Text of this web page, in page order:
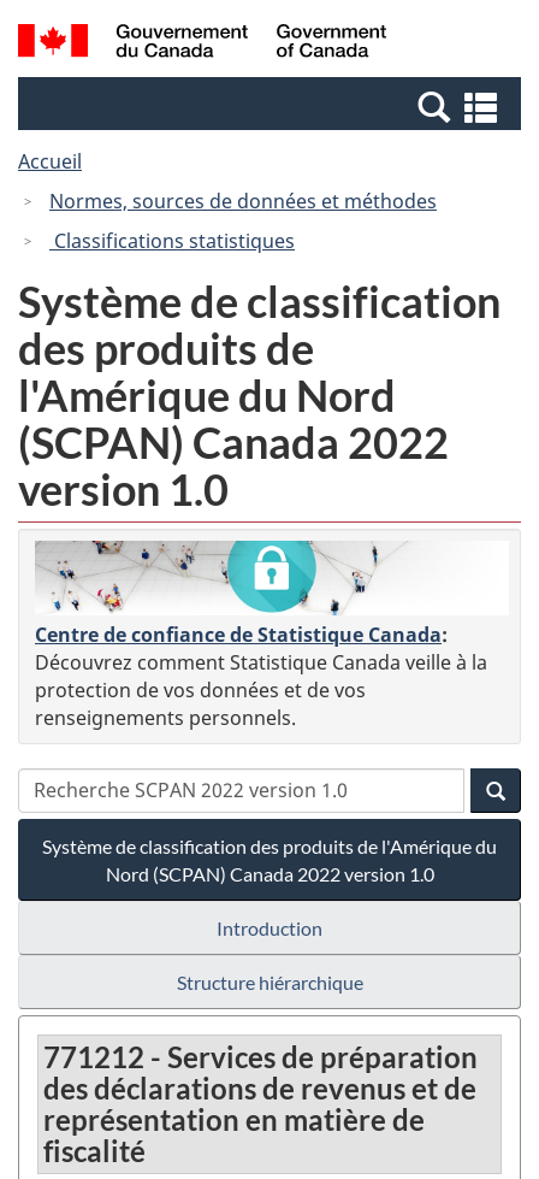
Passer
au
Passer
à
Canada
Recherche
et
et
Accueil
Normes, sources de données et méthodes
Classifications statistiques
Système de classification
des produits de
l'Amérique du Nord
(SCPAN) Canada 2022
version 1.0
Centre de confiance de Statistique Canada:
Découvrez comment Statistique Canada veille à la
protection de vos données et de vos
renseignements personnels.
Système de classification des produits de l'Amérique du
Nord (SCPAN) Canada 2022 version 1.0
Introduction
Structure hiérarchique
771212 - Services de préparation
des déclarations de revenus et de
représentation en matière de
fiscalité